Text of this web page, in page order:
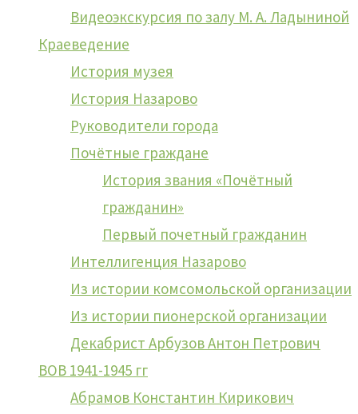
Видеоэкскурсия по залу М. А. Ладыниной
Краеведение
История музея
История Назарово
Руководители города
Почётные граждане
История звания «Почётный
гражданин»
Первый почетный гражданин
Интеллигенция Назарово
Из истории комсомольской организации
Из истории пионерской организации
Декабрист Арбузов Антон Петрович
ВОВ 1941-1945 гг
Абрамов Константин Кирикович
Веди родителей в музей
ИТОГИ ВЫСТАВКИ «ОНИ
СРАЖАЛИСЬ ЗА
РОДИНУ»
«Книга памяти во имя
Победы»